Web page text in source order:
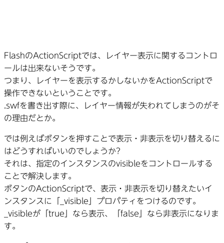
FlashのActionScriptでは、レイヤー表示に関するコントロ
ールは出来ないそうです。
つまり、レイヤーを表示するかしないかをActionScriptで
操作できないということです。
.swfを書き出す際に、レイヤー情報が失われてしまうのがそ
の理由だとか。
では例えばボタンを押すことで表示・非表示を切り替えるに
はどうすればいいのでしょうか?
それは、指定のインスタンスのvisibleをコントロールする
ことで解決します。
ボタンのActionScriptで、表示・非表示を切り替えたいイ
ンスタンスに「_visible」プロパティをつけるのです。
_visibleが「true」なら表示、「false」なら非表示になりま
す。